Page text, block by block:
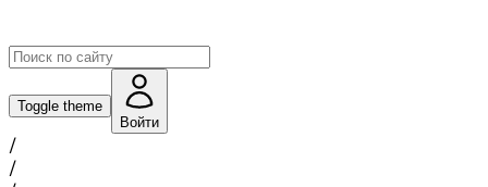
Toggle theme
Войти
/
/